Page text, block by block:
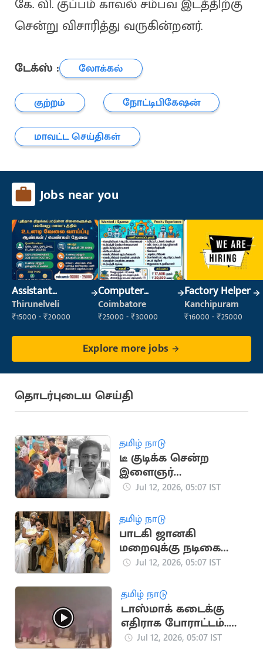
கே. வி. குப்பம் காவல் சம்பவ இடத்திற்கு
சென்று விசாரித்து வருகின்றனர்.
டேக்ஸ் :
லோக்கல்
குற்றம்
நோட்டிபிகேஷன்
மாவட்ட செய்திகள்
Jobs near you
Assistant
Manager
Thirunelveli
₹15000 - ₹20000
Computer
Operator
Coimbatore
₹25000 - ₹30000
Factory Helper
Kanchipuram
₹16000 - ₹25000
Explore more jobs
தொடர்புடைய செய்தி
தமிழ் நாடு
டீ குடிக்க சென்ற
இளைஞர்
மர்மகும்பலால்
Jul 12, 2026, 05:07 IST
தமிழ் நாடு
பாடகி ஜானகி
மறைவுக்கு நடிகை
த்ரிஷா இரங்கல்
Jul 12, 2026, 05:07 IST
தமிழ் நாடு
டாஸ்மாக் கடைக்கு
எதிராக போராட்டம்..
களத்தில் இறங்கிய
Jul 12, 2026, 05:07 IST